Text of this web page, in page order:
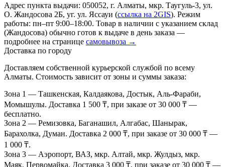
Адрес пункта выдачи: 050052, г. Алматы, мкр. Таугуль-3, ул.
О. Жандосова 2Б, уг. ул. Яссауи (ссылка на 2GIS). Режим
работы: пн–пт 9:00–18:00. Товар в наличии с указанием склад
(Жандосова) обычно готов к выдаче в день заказа —
подробнее на странице самовывоза →
Доставка по городу
Доставляем собственной курьерской службой по всему
Алматы. Стоимость зависит от зоны и суммы заказа:
Зона 1 — Ташкенская, Калдаякова, Достык, Аль-Фараби,
Момышулы. Доставка 1 500 ₸, при заказе от 30 000 ₸ —
бесплатно.
Зона 2 — Ремизовка, Баганашил, Алгабас, Шанырак,
Барахолка, Думан. Доставка 2 000 ₸, при заказе от 30 000 ₸ —
1 000 ₸.
Зона 3 — Аэропорт, ВАЗ, мкр. Алтай, мкр. Жулдыз, мкр.
Маяк, Первомайка. Доставка 3 000 ₸, при заказе от 30 000 ₸ —